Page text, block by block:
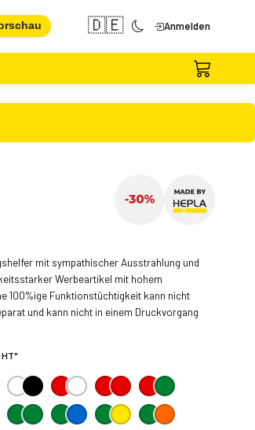
🇩🇪 Anmelden
mit sympathischer Ausstrahlung und
Werbeartikel mit hohem
100%ige Funktionstüchtigkeit kann nicht
und kann nicht in einem Druckvorgang